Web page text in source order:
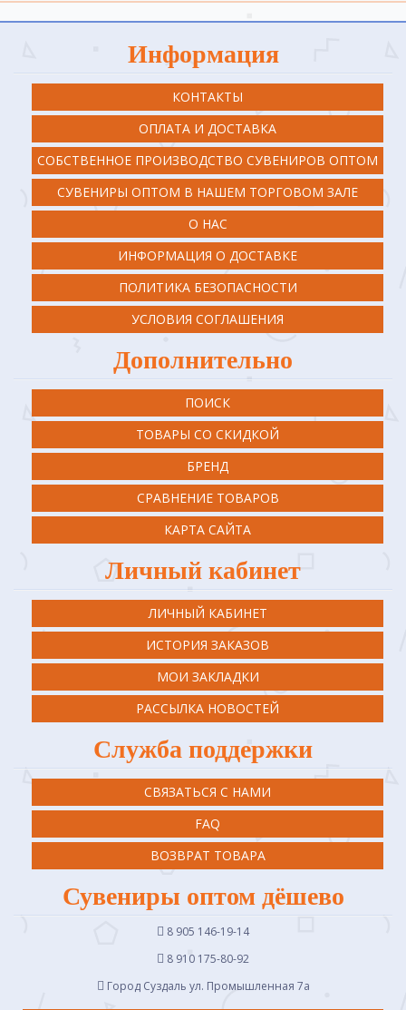
Информация
КОНТАКТЫ
ОПЛАТА И ДОСТАВКА
СОБСТВЕННОЕ ПРОИЗВОДСТВО СУВЕНИРОВ ОПТОМ
СУВЕНИРЫ ОПТОМ В НАШЕМ ТОРГОВОМ ЗАЛЕ
О НАС
ИНФОРМАЦИЯ О ДОСТАВКЕ
ПОЛИТИКА БЕЗОПАСНОСТИ
УСЛОВИЯ СОГЛАШЕНИЯ
Дополнительно
ПОИСК
ТОВАРЫ СО СКИДКОЙ
БРЕНД
СРАВНЕНИЕ ТОВАРОВ
КАРТА САЙТА
Личный кабинет
ЛИЧНЫЙ КАБИНЕТ
ИСТОРИЯ ЗАКАЗОВ
МОИ ЗАКЛАДКИ
РАССЫЛКА НОВОСТЕЙ
Служба поддержки
СВЯЗАТЬСЯ С НАМИ
FAQ
ВОЗВРАТ ТОВАРА
Сувениры оптом дёшево
8 905 146-19-14
8 910 175-80-92
Город Суздаль ул. Промышленная 7a